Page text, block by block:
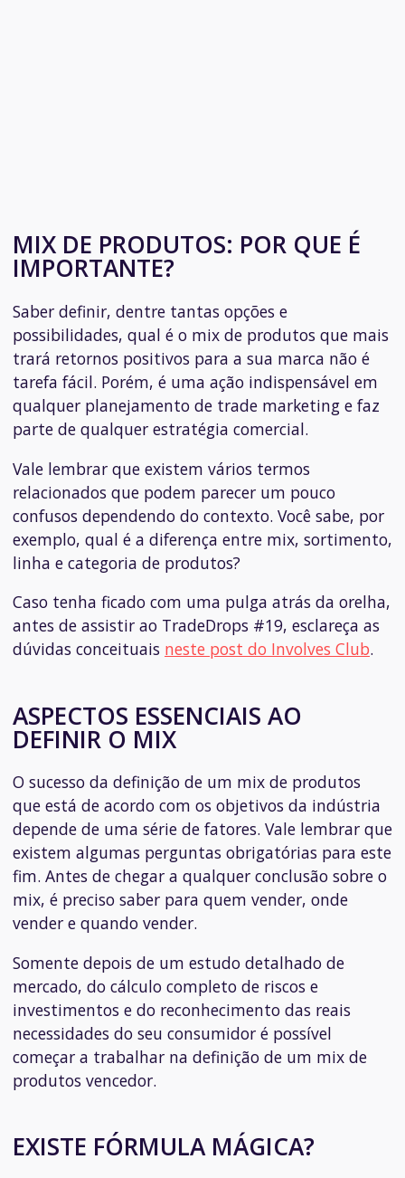
MIX DE PRODUTOS: POR QUE É
IMPORTANTE?
Saber definir, dentre tantas opções e
possibilidades, qual é o mix de produtos que mais
trará retornos positivos para a sua marca não é
tarefa fácil. Porém, é uma ação indispensável em
qualquer planejamento de trade marketing e faz
parte de qualquer estratégia comercial.
Vale lembrar que existem vários termos
relacionados que podem parecer um pouco
confusos dependendo do contexto. Você sabe, por
exemplo, qual é a diferença entre mix, sortimento,
linha e categoria de produtos?
Caso tenha ficado com uma pulga atrás da orelha,
antes de assistir ao TradeDrops #19, esclareça as
dúvidas conceituais neste post do Involves Club.
ASPECTOS ESSENCIAIS AO
DEFINIR O MIX
O sucesso da definição de um mix de produtos
que está de acordo com os objetivos da indústria
depende de uma série de fatores. Vale lembrar que
existem algumas perguntas obrigatórias para este
fim. Antes de chegar a qualquer conclusão sobre o
mix, é preciso saber para quem vender, onde
vender e quando vender.
Somente depois de um estudo detalhado de
mercado, do cálculo completo de riscos e
investimentos e do reconhecimento das reais
necessidades do seu consumidor é possível
começar a trabalhar na definição de um mix de
produtos vencedor.
EXISTE FÓRMULA MÁGICA?